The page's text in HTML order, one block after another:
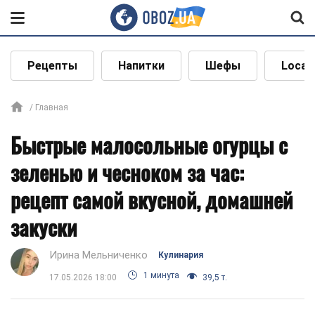
Рецепты Напитки Шефы Local
Главная
Быстрые малосольные огурцы с
зеленью и чесноком за час:
рецепт самой вкусной, домашней
закуски
Ирина Мельниченко Кулинария
17.05.2026 18:00 1 минута 39,5 т.